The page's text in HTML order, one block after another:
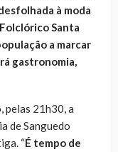
à moda
Santa
a marcar
gastronomia,
pelas 21h30, a
de Sanguedo
“É tempo de